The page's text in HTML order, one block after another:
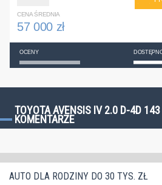
CENA ŚREDNIA
57 000 zł
OCENY
TOYOTA AVENSIS IV 2.0 D-4D
KOMENTARZE
AUTO DLA RODZINY DO 30 TYS. ZŁ